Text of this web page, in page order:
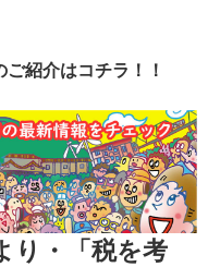
紹介はコチラ！！
り・「税を考